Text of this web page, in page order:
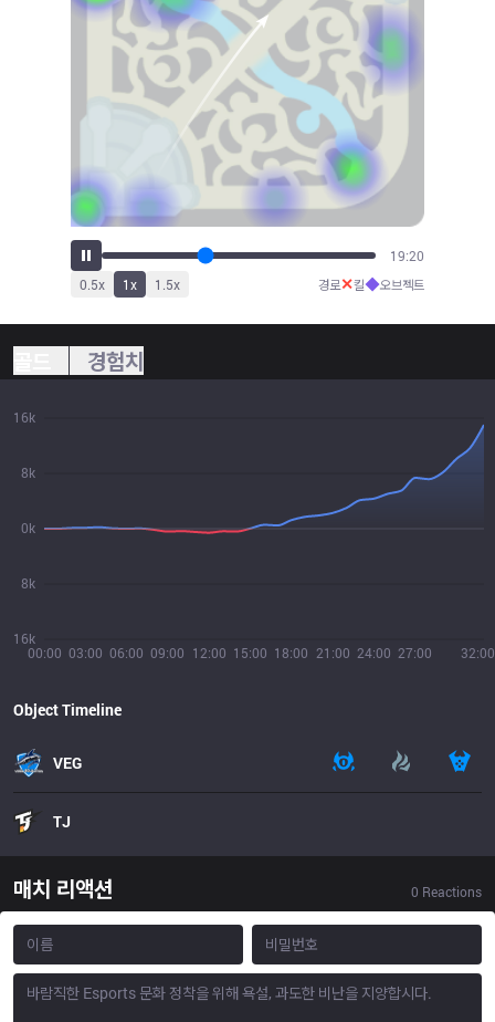
21:34
0.5x 1x 1.5x 경로✕킬◆오브젝트
경험치
00:00 03:00 06:00 09:00 12:00 15:00 18:00 21:00 24:00 27:00 32:00
16k
8k
0k
8k
16k
Object Timeline
VEG
TJ
매치 리액션 0 Reactions